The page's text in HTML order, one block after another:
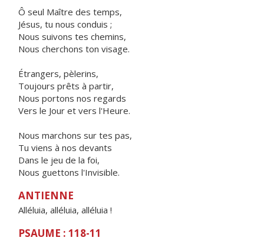
Ô seul Maître des temps,
Jésus, tu nous conduis ;
Nous suivons tes chemins,
Nous cherchons ton visage.
Étrangers, pèlerins,
Toujours prêts à partir,
Nous portons nos regards
Vers le Jour et vers l'Heure.
Nous marchons sur tes pas,
Tu viens à nos devants
Dans le jeu de la foi,
Nous guettons l'Invisible.
ANTIENNE
Alléluia, alléluia, alléluia !
PSAUME : 118-11